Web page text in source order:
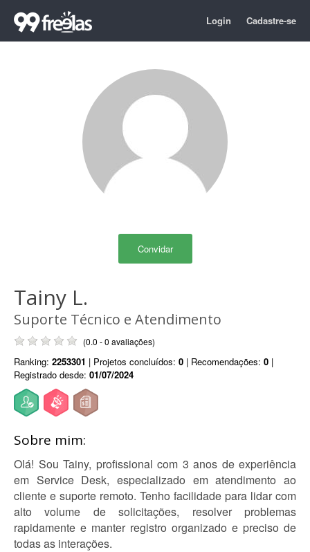
Login Cadastre-se
Convidar
Tainy L.
Suporte Técnico e Atendimento
(0.0 - 0 avaliações)
Ranking: 2253301 | Projetos concluídos: 0 | Recomendações: 0 |
Registrado desde: 01/07/2024
Sobre mim:
Olá! Sou Tainy, profissional com 3 anos de experiência
em Service Desk, especializado em atendimento ao
cliente e suporte remoto. Tenho facilidade para lidar com
alto volume de solicitações, resolver problemas
rapidamente e manter registro organizado e preciso de
todas as interações.